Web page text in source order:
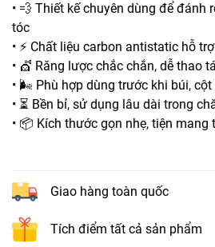
• 💨 Thiết kế chuyên dùng để đánh
tóc
• ⚡ Chất liệu carbon antistatic hỗ
• 💇 Răng lược chắc chắn, dễ thao
• 🌬️ Phù hợp dùng trước khi búi,
• ⏳ Bền bỉ, sử dụng lâu dài trong
• 📦 Kích thước gọn nhẹ, tiện mang
Giao hàng toàn quốc
Tích điểm tất cả sản phẩm